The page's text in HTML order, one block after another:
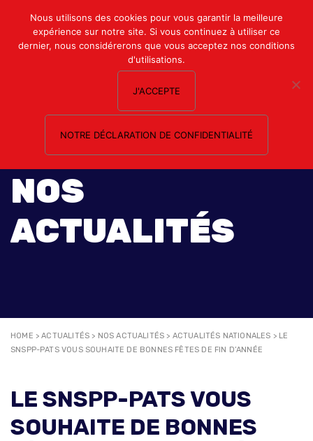
Mon compte
Nous contacter
NOS
ACTUALITÉS
HOME >ACTUALITÉS > NOS ACTUALITÉS > ACTUALITÉS NATIONALES > LE
SNSPP-PATS VOUS SOUHAITE DE BONNES FÊTES DE FIN D’ANNÉE
LE SNSPP-PATS VOUS
SOUHAITE DE BONNES
Nous utilisons des cookies pour vous garantir la meilleure
expérience sur notre site. Si vous continuez à utiliser ce
dernier, nous considérerons que vous acceptez nos conditions
d'utilisations.
J'ACCEPTE
NOTRE DÉCLARATION DE CONFIDENTIALITÉ